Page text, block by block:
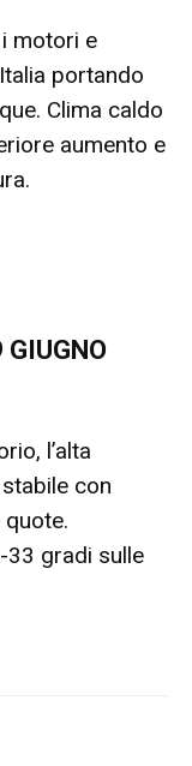
motori e
portando
Clima caldo
aumento e
GIUGNO
l’alta
con
33 gradi sulle